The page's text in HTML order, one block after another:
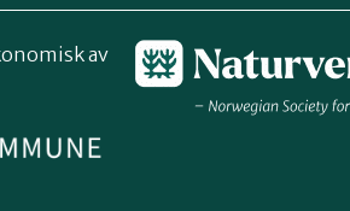
av